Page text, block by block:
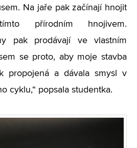
Na jaře pak začínají hnojit
přírodním hnojivem.
pak prodávají ve vlastním
se proto, aby moje stavba
propojená a dávala smysl v
cyklu,“ popsala studentka.